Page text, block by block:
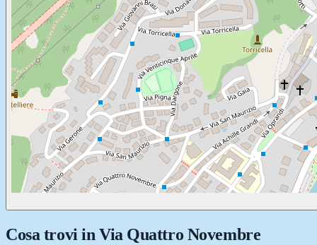
Cosa trovi in Via Quattro Novembre